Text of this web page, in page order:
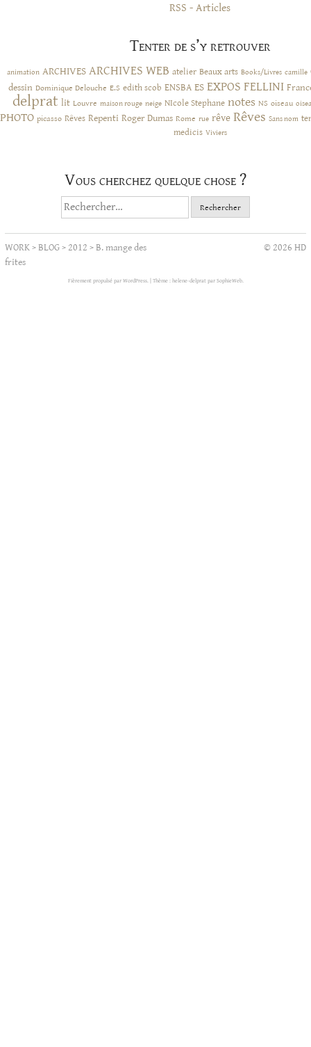
RSS - Articles
Tenter de s’y retrouver
animation ARCHIVES ARCHIVES WEB atelier Beaux arts Books/Livres camille
dessin Dominique Delouche E.S edith scob ENSBA ES EXPOS FELLINI
delprat lit Louvre maison rouge neige NIcole Stephane notes NS oiseau
PHOTO picasso Rêves Repenti Roger Dumas Rome rue rêve Rêves Sans nom
medicis Viviers
Vous cherchez quelque chose ?
Rechercher :
WORK>BLOG> 2012 >B. mange des
frites
© 2026 HD
Fièrement propulsé par WordPress. Thème : helene-delprat par SophieWeb.